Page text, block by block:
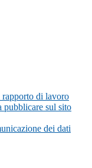
di lavoro
pubblicare sul sito
dei dati